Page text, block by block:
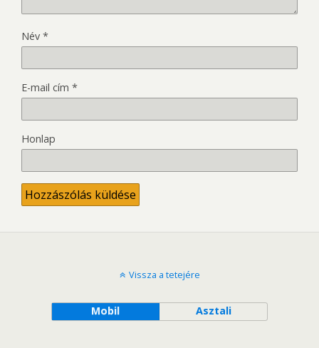
Név *
E-mail cím *
Honlap
Vissza a tetejére
Mobil Asztali